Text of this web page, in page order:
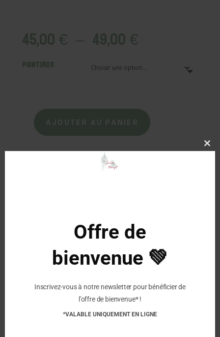
45,00€ – 49,00€Plage
deprix :
45,00 €
Pointures
quantité
FRODDO
AJOUTER AU PANIER
Description
FRODDO – CHAUSSONS
FRODDO – Chaussons
Offre de
bienvenue 💚
Inscrivez-vous à notre newsletter pour bénéficier de
l'offre de bienvenue* !
*VALABLE UNIQUEMENT EN LIGNE